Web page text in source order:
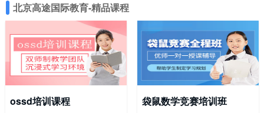
北京高途国际教育-精品课程
ossd培训课程 袋鼠数学竞赛培训班